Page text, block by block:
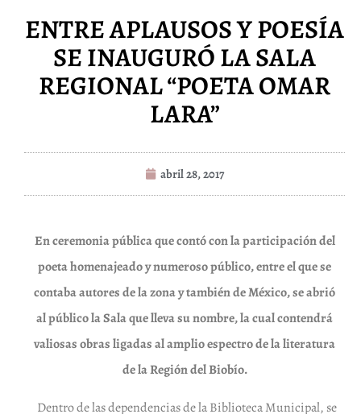
ENTRE APLAUSOS Y POESÍA
SE INAUGURÓ LA SALA
REGIONAL “POETA OMAR
LARA”
abril 28, 2017
En ceremonia pública que contó con la participación del
poeta homenajeado y numeroso público, entre el que se
contaba autores de la zona y también de México, se abrió
al público la Sala que lleva su nombre, la cual contendrá
valiosas obras ligadas al amplio espectro de la literatura
de la Región del Biobío.
Dentro de las dependencias de la Biblioteca Municipal, se